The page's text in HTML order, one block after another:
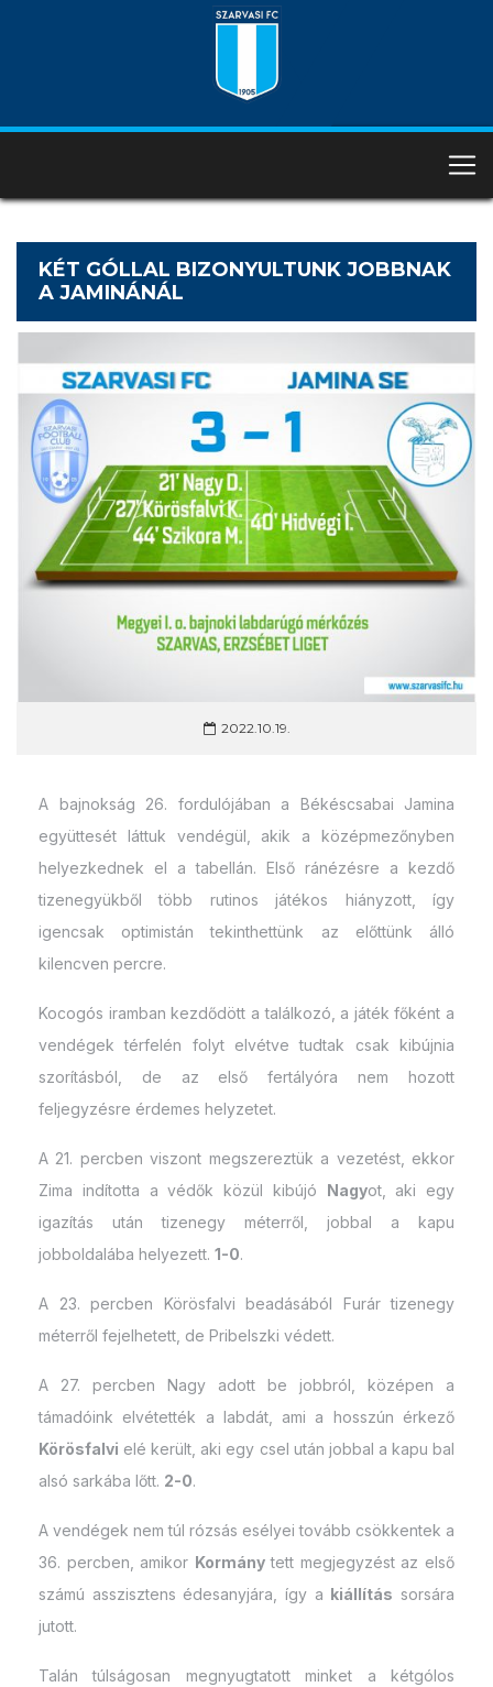
KÉT GÓLLAL BIZONYULTUNK JOBBNAK
A JAMINÁNÁL
2022.10.19.
A bajnokság 26. fordulójában a Békéscsabai Jamina
együttesét láttuk vendégül, akik a középmezőnyben
helyezkednek el a tabellán. Első ránézésre a kezdő
tizenegyükből több rutinos játékos hiányzott, így
igencsak optimistán tekinthettünk az előttünk álló
kilencven percre.
Kocogós iramban kezdődött a találkozó, a játék főként a
vendégek térfelén folyt elvétve tudtak csak kibújnia
szorításból, de az első fertályóra nem hozott
feljegyzésre érdemes helyzetet.
A 21. percben viszont megszereztük a vezetést, ekkor
Zima indította a védők közül kibújó Nagyot, aki egy
igazítás után tizenegy méterről, jobbal a kapu
jobboldalába helyezett. 1-0.
A 23. percben Körösfalvi beadásából Furár tizenegy
méterről fejelhetett, de Pribelszki védett.
A 27. percben Nagy adott be jobbról, középen a
támadóink elvétették a labdát, ami a hosszún érkező
Körösfalvi elé került, aki egy csel után jobbal a kapu bal
alsó sarkába lőtt. 2-0.
A vendégek nem túl rózsás esélyei tovább csökkentek a
36. percben, amikor Kormánytett megjegyzést az első
számú asszisztens édesanyjára, így a kiállítás sorsára
jutott.
Talán túlságosan megnyugtatott minket a kétgólos